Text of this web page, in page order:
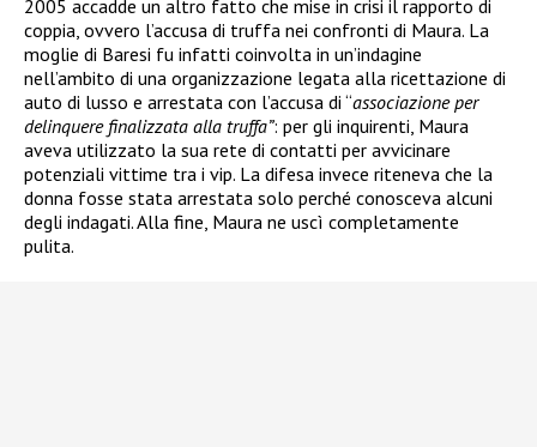
2005 accadde un altro fatto che mise in crisi il rapporto di
coppia, ovvero l’accusa di truffa nei confronti di Maura. La
moglie di Baresi fu infatti coinvolta in un’indagine
nell’ambito di una organizzazione legata alla ricettazione di
auto di lusso e arrestata con l’accusa di “associazione per
delinquere finalizzata alla truffa”: per gli inquirenti, Maura
aveva utilizzato la sua rete di contatti per avvicinare
potenziali vittime tra i vip. La difesa invece riteneva che la
donna fosse stata arrestata solo perché conosceva alcuni
degli indagati. Alla fine, Maura ne uscì completamente
pulita.